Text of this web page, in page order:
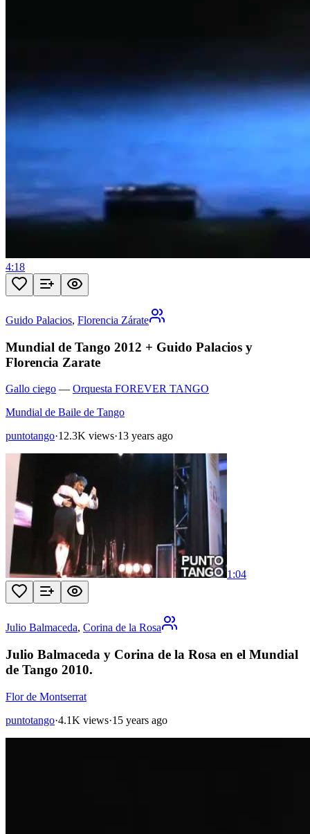
4:18
Guido Palacios, Florencia Zárate
Mundial de Tango 2012 + Guido Palacios y
Florencia Zarate
Gallo ciego — Orquesta FOREVER TANGO
Mundial de Baile de Tango
puntotango·12.3K views·13 years ago
1:04
Julio Balmaceda, Corina de la Rosa
Julio Balmaceda y Corina de la Rosa en el Mundial
de Tango 2010.
Flor de Montserrat
puntotango·4.1K views·15 years ago